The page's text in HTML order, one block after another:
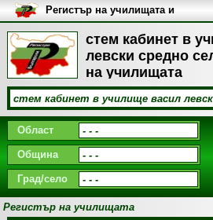
стем кабинет в
левски средно
на училищата
Регистър на училищата и
университетите в България
Област
Община
Град/село
Регистър на училищата